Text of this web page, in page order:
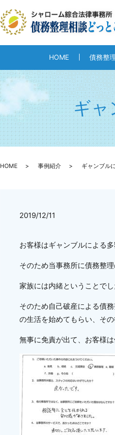
HOME 債務整
ギャ
HOME 事例紹介 ギャンブル
2019/12/11
お客様はギャンブルによる
そのため当事務所に債務整
家族には内緒ということで
そのため自己破産による債
の生活を始めてもらい、そ
無事に免責が出て、お客様